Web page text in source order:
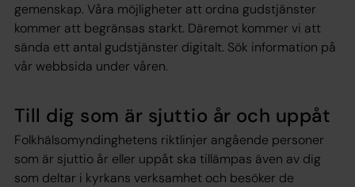
gemenskap. Våra möjligheter att ordna gudstjänster
kommer att begränsas starkt. Däremot kommer vi att
sända ett antal gudstjänster digitalt. Sök information på
vår webbsida under våren.
Till dig som är sjuttio år och uppåt
Folkhälsomyndinghetens riktlinjer angående personer
som är sjuttio år eller uppåt ska tillämpas även av dig
som deltar i kyrkans verksamhet och besöker de